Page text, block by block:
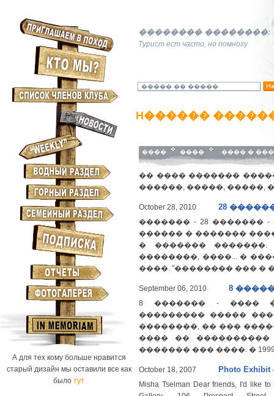
А для тех кому больше нравится
старый дизайн мы оставили все как
было тут
�������� ��������:
Туpист ест часто, но помногу
H������
���� ���� ���� � ���
�� ���� �������
������, �����, �����,
October 28, 2010 28
������� - 28 �������
������ � �������
� �������
��������, ����... �
����. "�������� ��� �
September 06, 2010 8
8 ������� - ����
��������� �����
��������, �� ���
���� ��
������� ��� ����. �
October 18, 2007 Photo Exhibit
Misha Tselman Dear friends, I'd like